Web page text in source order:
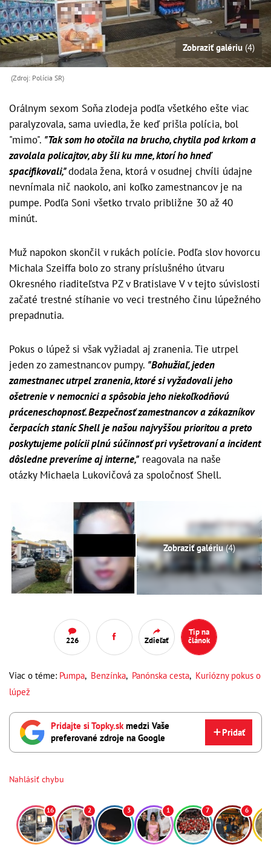
Zobraziť galériu (4)
(Zdroj: Polícia SR)
Orálnym sexom Soňa zlodeja podľa všetkého ešte viac
paralyzovala, sama uviedla, že keď prišla polícia, bol
"mimo". "Tak som ho otočila na brucho, chytila pod krkom a
zavolala policajtov, aby šli ku mne, ktorí ho hneď
spacifikovali,"dodala žena, ktorá v osudnej chvíli údajne
nevnímala nič naokolo, ani koľko zamestnancov je na
pumpe. Podľa Soni všetko trvalo približne 30 až 40
minút.
Muž napokon skončil v rukách polície. Podľa slov hovorcu
Michala Szeiffa bolo zo strany príslušného útvaru
Okresného riaditeľstva PZ v Bratislave V v tejto súvislosti
začaté trestné stíhanie vo veci trestného činu lúpežného
prepadnutia.
Pokus o lúpež si však vyžiadal aj zranenia. Tie utrpel
jeden zo zamestnancov pumpy. "Bohužiaľ, jeden
zamestnanec utrpel zranenia, ktoré si vyžadovali jeho
ošetrenie v nemocnici a spôsobia jeho niekoľkodňovú
práceneschopnosť. Bezpečnosť zamestnancov a zákazníkov
čerpacích staníc Shell je našou najvyššou prioritou a preto
poskytujeme polícii plnú súčinnosť pri vyšetrovaní a incident
dôsledne preveríme aj interne," reagovala na naše
otázky Michaela Lukovičová za spoločnosť Shell.
Zobraziť galériu(4)
226 Zdieľať
Tip na
článok
Viac o téme: Pumpa, Benzínka, Panónska cesta, Kuriózny pokus o
lúpež
Pridajte si Topky.skmedzi Vaše
preferované zdroje na Google
Pridať
Nahlásiť chybu
16 2 3 1 7 6